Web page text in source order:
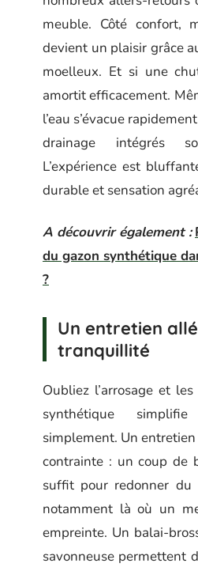
meuble. Côté confort,
devient un plaisir grâce
moelleux. Et si une
amortit efficacement.
l’eau s’évacue
drainage intégrés
L’expérience est
durable et sensation
A découvrir également :
du gazon synthétique
?
Un entretien
tranquillité
Oubliez l’arrosage et
synthétique
simplement. Un
contrainte : un coup de
suffit pour redonner du
notamment là où un
empreinte. Un balai-
savonneuse permettent